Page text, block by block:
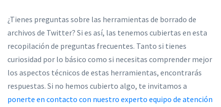
¿Tienes preguntas sobre las herramientas de borrado de
archivos de Twitter? Si es así, las tenemos cubiertas en esta
recopilación de preguntas frecuentes. Tanto si tienes
curiosidad por lo básico como si necesitas comprender mejor
los aspectos técnicos de estas herramientas, encontrarás
respuestas. Si no hemos cubierto algo, te invitamos a
ponerte en contacto con nuestro experto equipo de atención